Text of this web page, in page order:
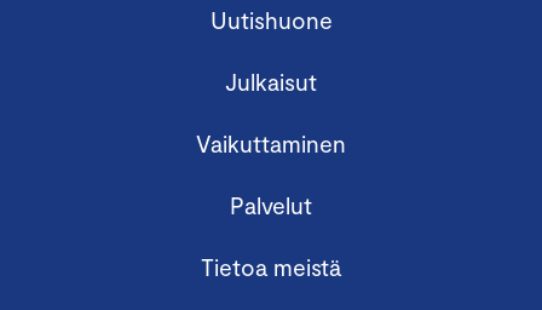
Uutishuone
Julkaisut
Vaikuttaminen
Palvelut
Tietoa meistä